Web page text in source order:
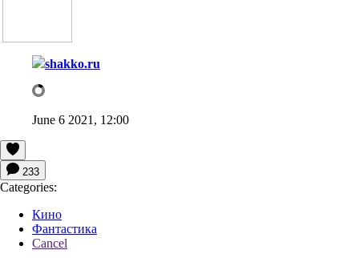
shakko.ru
June 6 2021, 12:00
233
Categories:
Кино
Фантастика
Cancel